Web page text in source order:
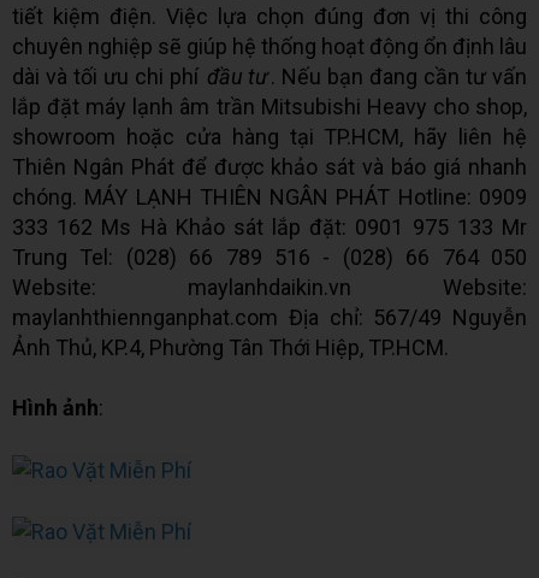
tiết kiệm điện. Việc lựa chọn đúng đơn vị thi công
chuyên nghiệp sẽ giúp hệ thống hoạt động ổn định lâu
dài và tối ưu chi phí đầu tư. Nếu bạn đang cần tư vấn
lắp đặt máy lạnh âm trần Mitsubishi Heavy cho shop,
showroom hoặc cửa hàng tại TP.HCM, hãy liên hệ
Thiên Ngân Phát để được khảo sát và báo giá nhanh
chóng. MÁY LẠNH THIÊN NGÂN PHÁT Hotline: 0909
333 162 Ms Hà Khảo sát lắp đặt: 0901 975 133 Mr
Trung Tel: (028) 66 789 516 - (028) 66 764 050
Website: maylanhdaikin.vn Website:
maylanhthiennganphat.com Địa chỉ: 567/49 Nguyễn
Ảnh Thủ, KP.4, Phường Tân Thới Hiệp, TP.HCM.
Hình ảnh: